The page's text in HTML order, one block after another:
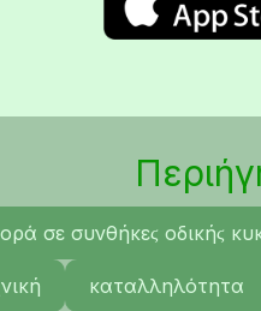
σε συνθήκεϛ οδικήϛ